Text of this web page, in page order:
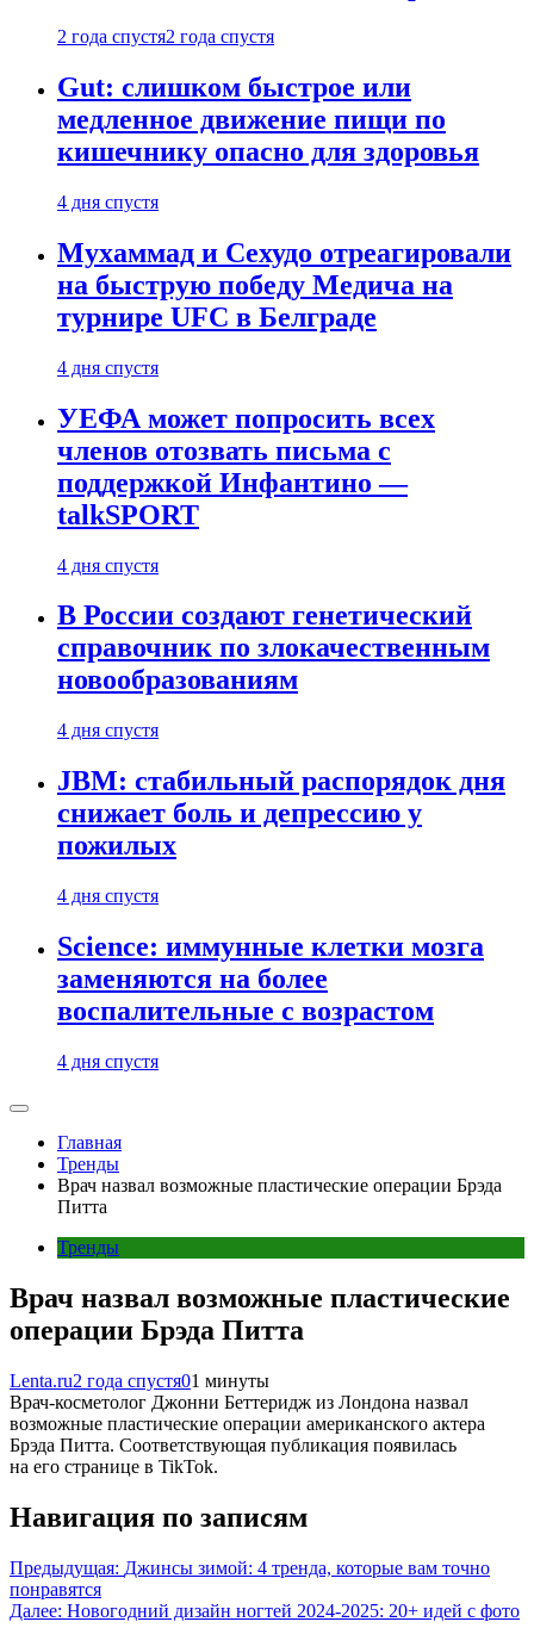
2 года спустя2 года спустя
Gut: слишком быстрое или
медленное движение пищи по
кишечнику опасно для здоровья
4 дня спустя
Мухаммад и Сехудо отреагировали
на быструю победу Медича на
турнире UFC в Белграде
4 дня спустя
УЕФА может попросить всех
членов отозвать письма с
поддержкой Инфантино —
talkSPORT
4 дня спустя
В России создают генетический
справочник по злокачественным
новообразованиям
4 дня спустя
JBM: стабильный распорядок дня
снижает боль и депрессию у
пожилых
4 дня спустя
Science: иммунные клетки мозга
заменяются на более
воспалительные с возрастом
4 дня спустя
Главная
Тренды
Врач назвал возможные пластические операции Брэда
Питта
Тренды
Врач назвал возможные пластические
операции Брэда Питта
Lenta.ru2 года спустя01 минуты
Врач-косметолог Джонни Беттеридж из Лондона назвал
возможные пластические операции американского актера
Брэда Питта. Соответствующая публикация появилась
на его странице в TikTok.
Навигация по записям
Предыдущая: Джинсы зимой: 4 тренда, которые вам точно
понравятся
Далее: Новогодний дизайн ногтей 2024-2025: 20+ идей с фото